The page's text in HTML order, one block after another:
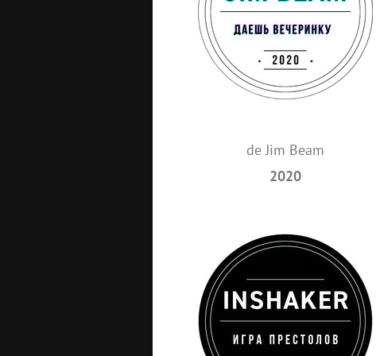
de Jim Beam
2020